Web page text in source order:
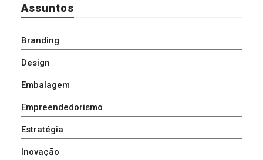
Assuntos
Branding
Design
Embalagem
Empreendedorismo
Estratégia
Inovação